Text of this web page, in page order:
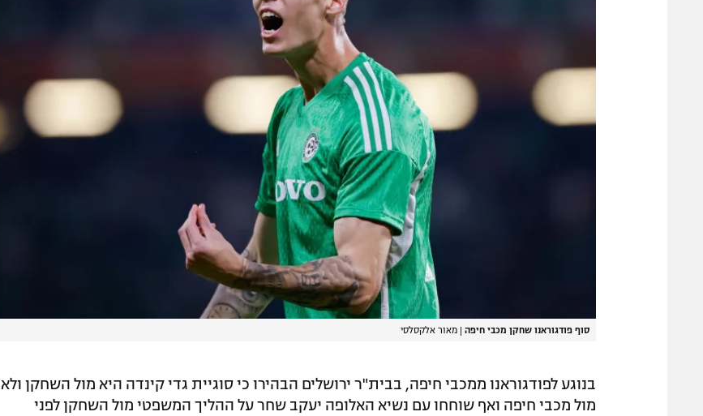
סוף פודגוראנו שחקן מכבי חיפה | מאור אלקסלסי
בנוגע לפודגוראנו ממכבי חיפה, בבית"ר ירושלים הבהירו כי סוגיית גדי קינדה היא מול השחקן ולא
מול מכבי חיפה ואף שוחחו עם נשיא האלופה יעקב שחר על ההליך המשפטי מול השחקן לפני